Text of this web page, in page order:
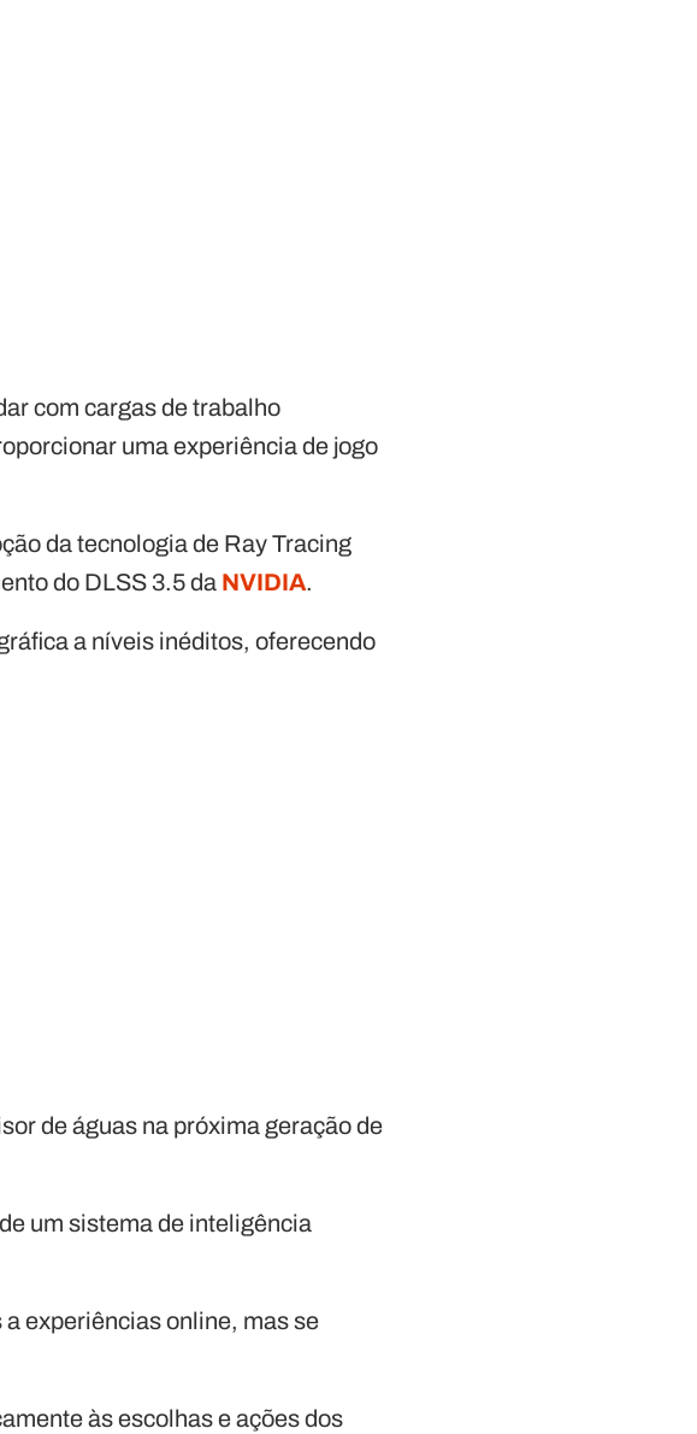
com cargas de trabalho
uma experiência de jogo
da tecnologia de Ray Tracing
do DLSS 3.5 da NVIDIA.
a níveis inéditos, oferecendo
de águas na próxima geração de
um sistema de inteligência
experiências online, mas se
às escolhas e ações dos